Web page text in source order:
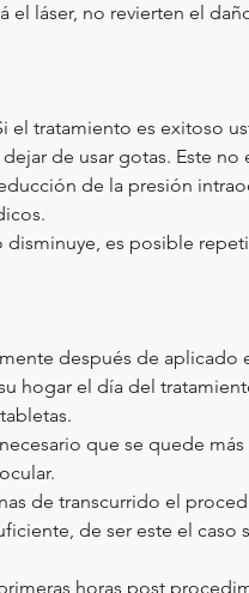
láser, no revierten el
el tratamiento es exitoso
de usar gotas. Este no
de la presión
es posible
después de aplicado
hogar el día del
que se quede
de transcurrido el
de ser este el caso
horas post